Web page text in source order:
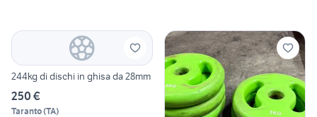
244kg di dischi in ghisa da 28mm
250 €
Taranto(TA)